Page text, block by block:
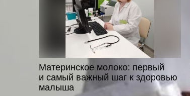
Материнское молоко: первый
и самый важный шаг к здоровью
малыша